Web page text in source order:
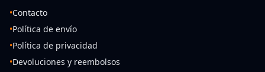
•Contacto
•Política de envío
•Política de privacidad
•Devoluciones y reembolsos